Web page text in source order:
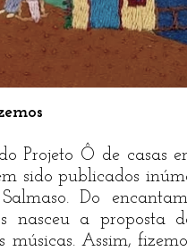
Projeto Ô de casas
sido publicados
Do
nasceu a proposta
músicas. Assim,